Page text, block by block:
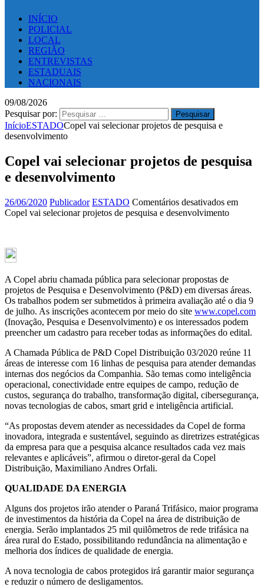
INÍCIO
POLICIAL
LOCAL
REGIÃO
ENTREVISTAS
ESTADUAIS
NACIONAIS
09/08/2026
Pesquisar por:
InícioESTADOCopel vai selecionar projetos de pesquisa e
desenvolvimento
Copel vai selecionar projetos de pesquisa
e desenvolvimento
26/06/2020 Publicador ESTADO Comentários desativados em
Copel vai selecionar projetos de pesquisa e desenvolvimento
A Copel abriu chamada pública para selecionar propostas de
projetos de Pesquisa e Desenvolvimento (P&D) em diversas áreas.
Os trabalhos podem ser submetidos à primeira avaliação até o dia 9
de julho. As inscrições acontecem por meio do site www.copel.com
(Inovação, Pesquisa e Desenvolvimento) e os interessados podem
preencher um cadastro para receber todas as informações do edital.
A Chamada Pública de P&D Copel Distribuição 03/2020 reúne 11
áreas de interesse com 16 linhas de pesquisa para atender demandas
internas dos negócios da Companhia. São temas como inteligência
operacional, conectividade entre equipes de campo, redução de
custos, segurança do trabalho, transformação digital, cibersegurança,
novas tecnologias de cabos, smart grid e inteligência artificial.
“As propostas devem atender as necessidades da Copel de forma
inovadora, integrada e sustentável, seguindo as diretrizes estratégicas
da empresa para que a pesquisa alcance resultados cada vez mais
relevantes e aplicáveis”, afirmou o diretor-geral da Copel
Distribuição, Maximiliano Andres Orfali.
QUALIDADE DA ENERGIA
Alguns dos projetos irão atender o Paraná Trifásico, maior programa
de investimentos da história da Copel na área de distribuição de
energia. Serão implantados 25 mil quilômetros de rede trifásica na
área rural do Estado, possibilitando redundância na alimentação e
melhoria dos índices de qualidade de energia.
A nova tecnologia de cabos protegidos irá garantir maior segurança
e reduzir o número de desligamentos.